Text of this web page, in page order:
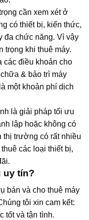
cần xem xét ở
có thiết bị, kiến thức,
đa chức năng. Vì vậy
trọng khi thuê máy.
các điều khoản cho
& bảo trì máy
một khoản phí dịch
là giải pháp tối ưu
lập hoặc không có
thị trường có rất nhiều
các loại thiết bị,
uy tín?
bán và cho thuê máy
tôi xin cam kết:
tốt và tận tình.